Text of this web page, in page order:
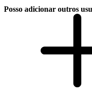
Posso adicionar outros